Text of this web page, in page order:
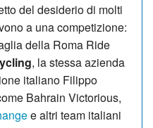
del desiderio di molti
a una competizione:
della Roma Ride
, la stessa azienda
italiano Filippo
Bahrain Victorious,
e altri team italiani